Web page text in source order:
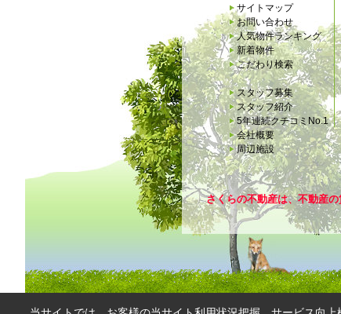
サイトマップ
お問い合わせ
人気物件ランキング
新着物件
こだわり検索
スタッフ募集
スタッフ紹介
5年連続クチコミNo.1
会社概要
周辺施設
さくらの不動産は、不動産